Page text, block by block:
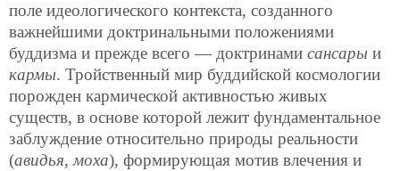
поле идеологического контекста, созданного
важнейшими доктринальными положениями
буддизма и прежде всего — доктринами сансары и
кармы. Тройственный мир буддийской космологии
порожден кармической активностью живых
существ, в основе которой лежит фундаментальное
заблуждение относительно природы реальности
(авидья,моха), формирующая мотив влечения и